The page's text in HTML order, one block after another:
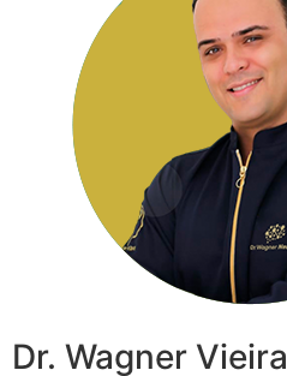
Dr. Wagner Vieira